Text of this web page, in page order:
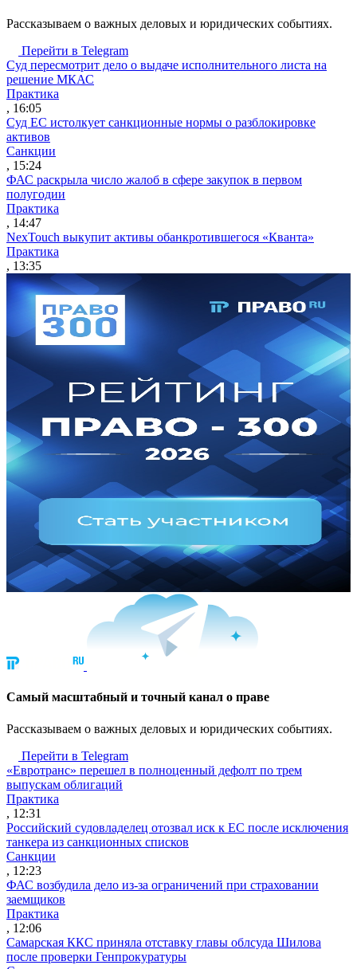
Рассказываем о важных деловых и юридических событиях.
Перейти в Telegram
Суд пересмотрит дело о выдаче исполнительного листа на
решение МКАС
Практика
, 16:05
Суд ЕС истолкует санкционные нормы о разблокировке
активов
Санкции
, 15:24
ФАС раскрыла число жалоб в сфере закупок в первом
полугодии
Практика
, 14:47
NexTouch выкупит активы обанкротившегося «Кванта»
Практика
, 13:35
Cамый масштабный и точный канал о праве
Рассказываем о важных деловых и юридических событиях.
Перейти в Telegram
«Евротранс» перешел в полноценный дефолт по трем
выпускам облигаций
Практика
, 12:31
Российский судовладелец отозвал иск к ЕС после исключения
танкера из санкционных списков
Санкции
, 12:23
ФАС возбудила дело из-за ограничений при страховании
заемщиков
Практика
, 12:06
Самарская ККС приняла отставку главы облсуда Шилова
после проверки Генпрокуратуры